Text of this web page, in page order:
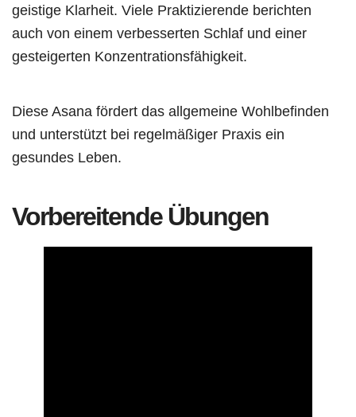
geistige Klarheit. Viele Praktizierende berichten
auch von einem verbesserten Schlaf und einer
gesteigerten Konzentrationsfähigkeit.
Diese Asana fördert das allgemeine Wohlbefinden
und unterstützt bei regelmäßiger Praxis ein
gesundes Leben.
Vorbereitende Übungen